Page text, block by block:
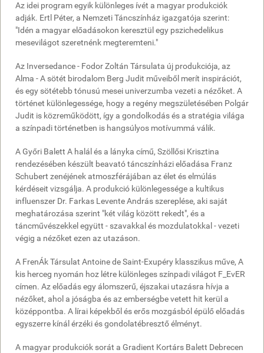
Az idei program egyik különleges ívét a magyar produkciók
adják. Ertl Péter, a Nemzeti Táncszínház igazgatója szerint:
"Idén a magyar előadásokon keresztül egy pszichedelikus
mesevilágot szeretnénk megteremteni."
Az Inversedance - Fodor Zoltán Társulata új produkciója, az
Alma - A sötét birodalom Berg Judit műveiből merít inspirációt,
és egy sötétebb tónusú mesei univerzumba vezeti a nézőket. A
történet különlegessége, hogy a regény megszületésében Polgár
Judit is közreműködött, így a gondolkodás és a stratégia világa
a színpadi történetben is hangsúlyos motívummá válik.
A Győri Balett A halál és a lányka című, Szöllősi Krisztina
rendezésében készült beavató táncszínházi előadása Franz
Schubert zenéjének atmoszférájában az élet és elmúlás
kérdéseit vizsgálja. A produkció különlegessége a kultikus
influenszer Dr. Farkas Levente András szereplése, aki saját
meghatározása szerint "két világ között rekedt", és a
táncművészekkel együtt - szavakkal és mozdulatokkal - vezeti
végig a nézőket ezen az utazáson.
A FrenÁk Társulat Antoine de Saint-Exupéry klasszikus műve, A
kis herceg nyomán hoz létre különleges színpadi világot F_EvER
címen. Az előadás egy álomszerű, éjszakai utazásra hívja a
nézőket, ahol a jóságba és az emberségbe vetett hit kerül a
középpontba. A lírai képekből és erős mozgásból épülő előadás
egyszerre kínál érzéki és gondolatébresztő élményt.
A magyar produkciók sorát a Gradient Kortárs Balett Debrecen